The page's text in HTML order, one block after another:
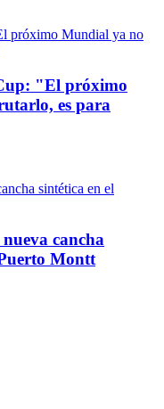
"El próximo
es para
cancha
Montt